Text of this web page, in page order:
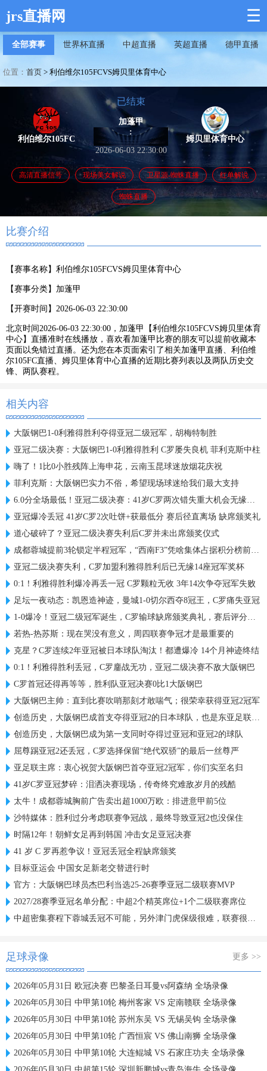
jrs直播网 ☰
全部赛事 世界杯直播 中超直播 英超直播 德甲直播
位置： 首页 > 利伯维尔105FCVS姆贝里体育中心
利伯维尔105FC
已结束
加蓬甲
:
2026-06-03 22:30:00
姆贝里体育中心
高清直播信号 现场美女解说 卫星源-蜘蛛直播 红单解说
蜘蛛直播
比赛介绍
【赛事名称】 利伯维尔105FCVS姆贝里体育中心
【赛事分类】 加蓬甲
【开赛时间】 2026-06-03 22:30:00
北京时间2026-06-03 22:30:00，加蓬甲【利伯维尔105FCVS姆贝里体育
中心】直播准时在线播放，喜欢看加蓬甲比赛的朋友可以提前收藏本
页面以免错过直播。还为您在本页面索引了相关加蓬甲直播、利伯维
尔105FC直播、姆贝里体育中心直播的近期比赛列表以及两队历史交
锋、两队赛程。
相关内容
大阪钢巴1-0利雅得胜利夺得亚冠二级冠军，胡梅特制胜
亚冠二级决赛：大阪钢巴1-0利雅得胜利 C罗屡失良机 菲利克斯中柱
嗨了！1比0小胜残阵上海申花，云南玉昆球迷放烟花庆祝
菲利克斯：大阪钢巴实力不俗，希望现场球迷给我们最大支持
6.0分全场最低！亚冠二级决赛：41岁C罗两次错失重大机会无缘首冠
亚冠爆冷丢冠 41岁C罗2次吐饼+获最低分 赛后径直离场 缺席颁奖礼
道心破碎了？亚冠二级决赛失利后C罗并未出席颁奖仪式
成都蓉城提前3轮锁定半程冠军，“西南F3”凭啥集体占据积分榜前三？
亚冠二级决赛失利，C罗加盟利雅得胜利后已无缘14座冠军奖杯
0:1！利雅得胜利爆冷再丢一冠 C罗颗粒无收 3年14次争夺冠军失败
足坛一夜动态：凯恩造神迹，曼城1-0切尔西夺8冠王，C罗痛失亚冠
1-0爆冷！亚冠二级冠军诞生，C罗输球缺席颁奖典礼，赛后评分出炉
若热-热苏斯：现在哭没有意义，周四联赛争冠才是最重要的
克星？C罗连续2年亚冠被日本球队淘汰！都遭爆冷 14个月神迹终结
0:1！利雅得胜利丢冠，C罗鏖战无功，亚冠二级决赛不敌大阪钢巴
C罗首冠还得再等等，胜利队亚冠决赛0比1大阪钢巴
大阪钢巴主帅：直到比赛吹哨那刻才敢喘气；很荣幸获得亚冠2冠军
创造历史，大阪钢巴成首支夺得亚冠2的日本球队，也是东亚足联首队
创造历史，大阪钢巴成为第一支同时夺得过亚冠和亚冠2的球队
屈尊踢亚冠2还丢冠，C罗选择保留“绝代双骄”的最后一丝尊严
亚足联主席：衷心祝贺大阪钢巴首夺亚冠2冠军，你们实至名归
41岁C罗亚冠梦碎：泪洒决赛现场，传奇终究难敌岁月的残酷
太牛！成都蓉城胸前广告卖出超1000万欧：排进意甲前5位
沙特媒体：胜利过分考虑联赛争冠战，最终导致亚冠2也没保住
时隔12年！朝鲜女足再到韩国 冲击女足亚冠决赛
41 岁 C 罗再惹争议！亚冠丢冠全程缺席颁奖
目标亚运会 中国女足新老交替进行时
官方：大阪钢巴球员杰巴利当选25-26赛季亚冠二级联赛MVP
2027/28赛季亚冠名单分配：中超2个精英席位+1个二级联赛席位
中超密集赛程下蓉城丢冠不可能，另外津门虎保级很难，联赛很无聊
足球录像 更多 >>
2026年05月31日 欧冠决赛 巴黎圣日耳曼vs阿森纳 全场录像
2026年05月30日 中甲第10轮 梅州客家 VS 定南赣联 全场录像
2026年05月30日 中甲第10轮 苏州东吴 VS 无锡吴钩 全场录像
2026年05月30日 中甲第10轮 广西恒宸 VS 佛山南狮 全场录像
2026年05月30日 中甲第10轮 大连鲲城 VS 石家庄功夫 全场录像